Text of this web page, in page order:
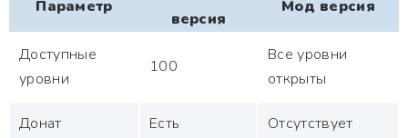
Параметр
версия
Мод версия
Доступные
уровни
100
Все уровни
открыты
Донат Есть Отсутствует